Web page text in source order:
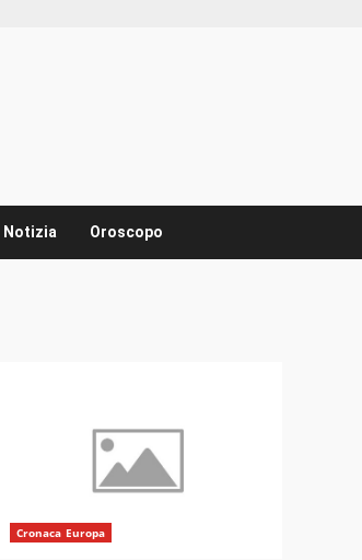
Notizia Oroscopo
Cronaca Europa